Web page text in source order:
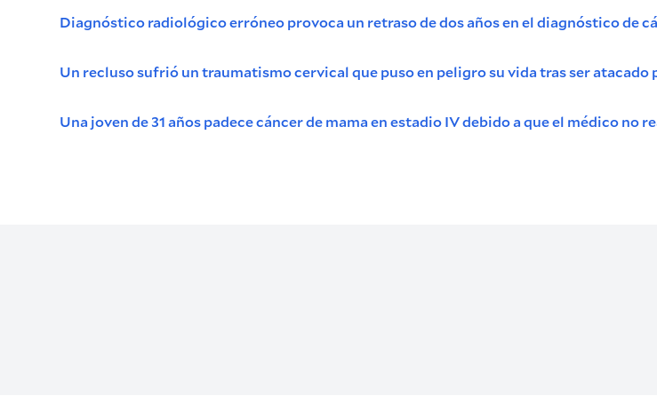
Diagnóstico radiológico erróneo provoca un retraso de dos años en el diagnóstico de
Un recluso sufrió un traumatismo cervical que puso en peligro su vida tras ser atacado
Una joven de 31 años padece cáncer de mama en estadio IV debido a que el médico no